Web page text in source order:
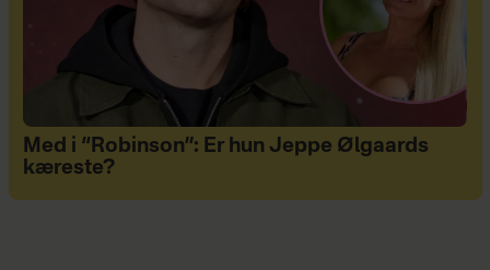
Med i “Robinson”: Er hun Jeppe Ølgaards
kæreste?